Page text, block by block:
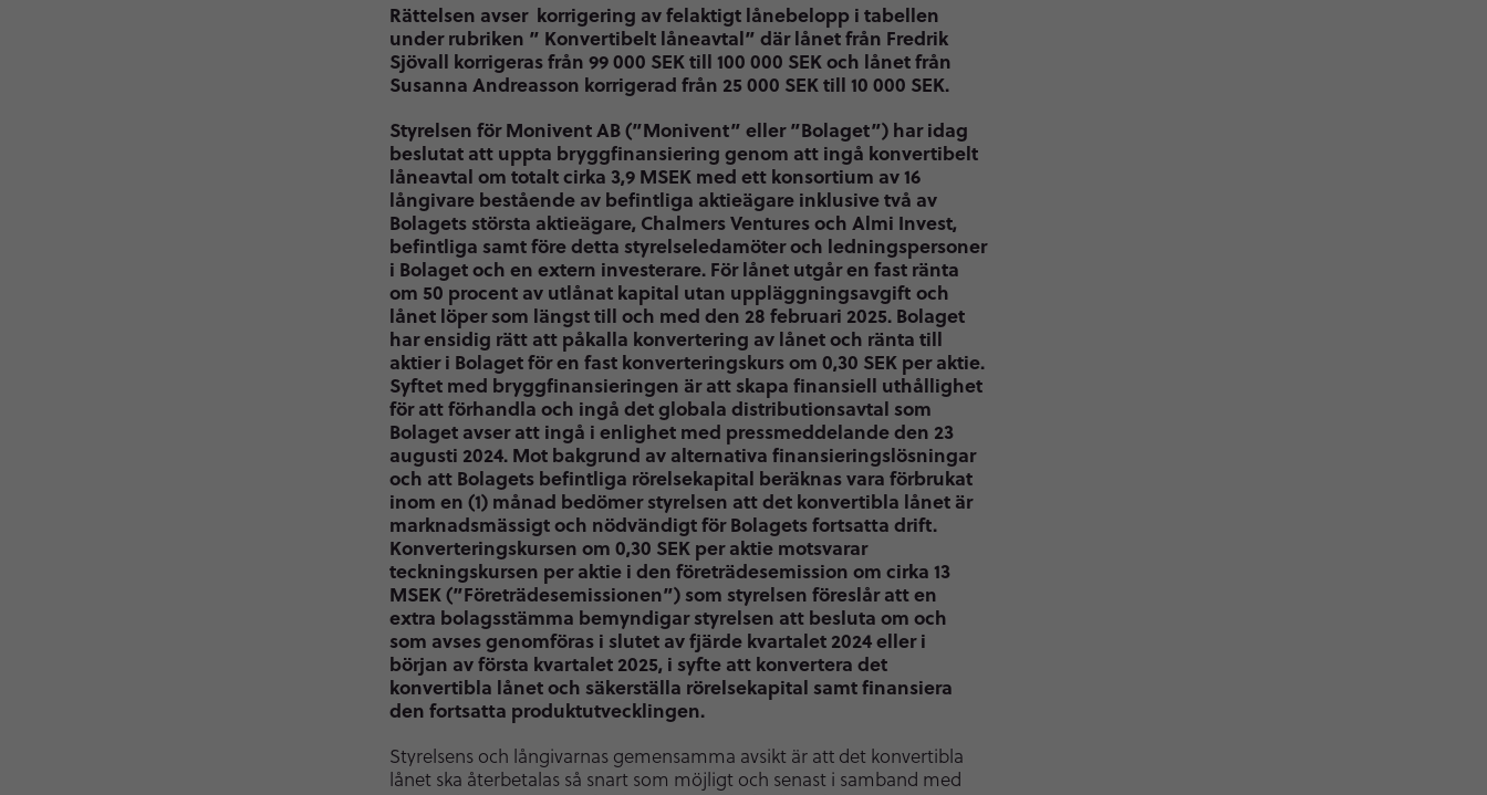
Rättelsen avser korrigering av felaktigt lånebelopp i tabellen
under rubriken ” Konvertibelt låneavtal” där lånet från Fredrik
Sjövall korrigeras från 99 000 SEK till 100 000 SEK och lånet från
Susanna Andreasson korrigerad från 25 000 SEK till 10 000 SEK.
Styrelsen för Monivent AB (”Monivent” eller ”Bolaget”) har idag
beslutat att uppta bryggfinansiering genom att ingå konvertibelt
låneavtal om totalt cirka 3,9 MSEK med ett konsortium av 16
långivare bestående av befintliga aktieägare inklusive två av
Bolagets största aktieägare, Chalmers Ventures och Almi Invest,
befintliga samt före detta styrelseledamöter och ledningspersoner
i Bolaget och en extern investerare. För lånet utgår en fast ränta
om 50 procent av utlånat kapital utan uppläggningsavgift och
lånet löper som längst till och med den 28 februari 2025. Bolaget
har ensidig rätt att påkalla konvertering av lånet och ränta till
aktier i Bolaget för en fast konverteringskurs om 0,30 SEK per aktie.
Syftet med bryggfinansieringen är att skapa finansiell uthållighet
för att förhandla och ingå det globala distributionsavtal som
Bolaget avser att ingå i enlighet med pressmeddelande den 23
augusti 2024. Mot bakgrund av alternativa finansieringslösningar
och att Bolagets befintliga rörelsekapital beräknas vara förbrukat
inom en (1) månad bedömer styrelsen att det konvertibla lånet är
marknadsmässigt och nödvändigt för Bolagets fortsatta drift.
Konverteringskursen om 0,30 SEK per aktie motsvarar
teckningskursen per aktie i den företrädesemission om cirka 13
MSEK (”Företrädesemissionen”) som styrelsen föreslår att en
extra bolagsstämma bemyndigar styrelsen att besluta om och
som avses genomföras i slutet av fjärde kvartalet 2024 eller i
början av första kvartalet 2025, i syfte att konvertera det
konvertibla lånet och säkerställa rörelsekapital samt finansiera
den fortsatta produktutvecklingen.
Styrelsens och långivarnas gemensamma avsikt är att det konvertibla
lånet ska återbetalas så snart som möjligt och senast i samband med